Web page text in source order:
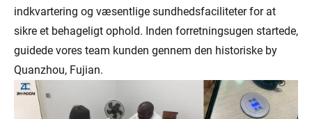
indkvartering og væsentlige sundhedsfaciliteter for at
sikre et behageligt ophold. Inden forretningsugen startede,
guidede vores team kunden gennem den historiske by
Quanzhou, Fujian.